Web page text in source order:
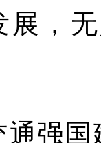
展，
通强